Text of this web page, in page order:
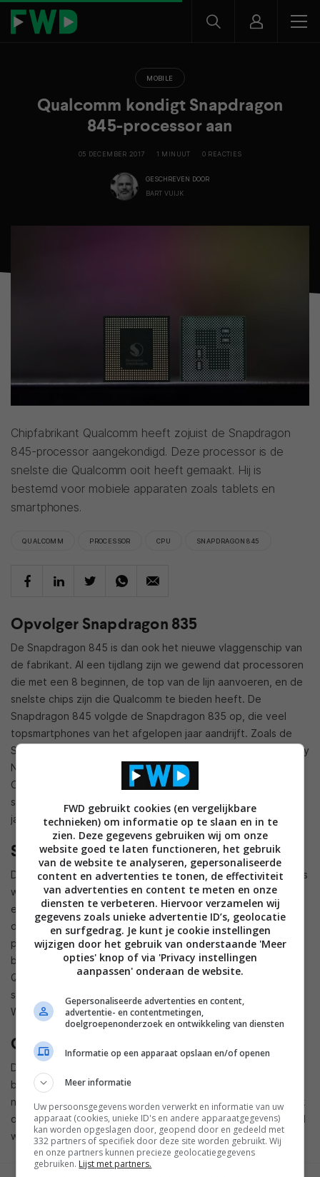
MOBILE
Qualcomm kondigt Snapdragon
845-processor aan
05 DECEMBER 2017 1 MINUUT 0 REACTIES
GESCHREVEN DOOR
BART VUIJK
Chipfabrikant Qualcomm heeft zojuist de Snapdragon
845-processor aangekondigd. Deze processor is de
snelste die Qualcomm ooit heeft gemaakt. Hij is
bestemd voor mobiele apparaten zoals tablets en
smartphones.
QUALCOMM PROCESSOR CPU SNAPDRAGON 845
Opvolger Snapdragon 835
De Snapdragon 845 is dan ook het nieuwe vlaggenschip van
de fabrikant. Al een tijdlang zijn we gewend dat processoren
die met een 8 beginnen, de top van de lijn aanvoeren, en de
snelste chips zijn die Qualcomm te bieden heeft. De
Snapdragon 845 volgde de Snapdragon 835 op, die veel
topsmartphones van het afgelopen jaar aandrijft. Zoals de
Samsung Galaxy S8 en de Samsung Galaxy S8 Plus, de Galaxy
Note 8, de Google Pixel 2 en Pixel 2 XL, en de OnePlus 5 en
OnePlus 5T. Kortom, de snelste en meest uitgebreide
smartphones lopen op een Qualcomm Snapdragon 835 dit
jaar.
Snelheid
De Snapdragon 845 moet dit gaan verbeteren. De snelheid is
weer wat opgekrikt. Dat meldde Qualcomm vandaag tijdens
een persconferentie. Details zijn nog niet bekendgemaakt,
de echte presentatie moet nog komen. Maar verbeterde
performance, zuinigheid, en verbeterde kwaliteit van
beeldverwerking vallen te verwachten. Waarschijnlijk is de
Qualcomm Snapdragon 845 straks in veel Android-
superphones van 2018 te vinden, en ook in een aantal
Windows 10-laptops en -tablets.
Gigabit
De Snapdragon 845 krijgt het nieuwste X20-modem aan
boord, die supersnelle gigabit-snelheden belooft op
netwerken die dat bieden. Meer informatie volgt deze week
over de nieuwe processor, en wellicht wordt dan ook onthuld
welke smartphones hem het eerst krijgen.
FWD gebruikt cookies (en vergelijkbare
technieken) om informatie op te slaan en in te
zien. Deze gegevens gebruiken wij om onze
website goed te laten functioneren, het gebruik
van de website te analyseren, gepersonaliseerde
content en advertenties te tonen, de effectiviteit
van advertenties en content te meten en onze
diensten te verbeteren. Hiervoor verzamelen wij
gegevens zoals unieke advertentie ID’s, geolocatie
en surfgedrag. Je kunt je cookie instellingen
wijzigen door het gebruik van onderstaande 'Meer
opties' knop of via 'Privacy instellingen
aanpassen' onderaan de website.
Gepersonaliseerde advertenties en content,
advertentie- en contentmetingen,
doelgroepenonderzoek en ontwikkeling van diensten
Informatie op een apparaat opslaan en/of openen
Meer informatie
Uw persoonsgegevens worden verwerkt en informatie van uw
apparaat (cookies, unieke ID's en andere apparaatgegevens)
kan worden opgeslagen door, geopend door en gedeeld met
332 partners of specifiek door deze site worden gebruikt. Wij
en onze partners kunnen precieze geolocatiegegevens
gebruiken. Lijst met partners.